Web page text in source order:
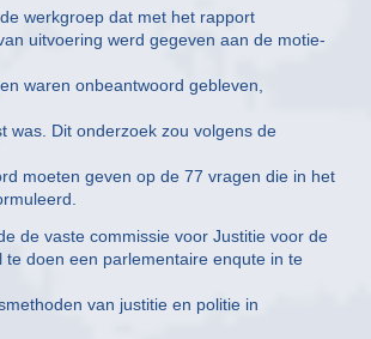
werkgroep dat met het rapport
uitvoering werd gegeven aan de motie-
waren onbeantwoord gebleven,
was. Dit onderzoek zou volgens de
moeten geven op de 77 vragen die in het
de vaste commissie voor Justitie voor de
te doen een parlementaire enqute in te
van justitie en politie in